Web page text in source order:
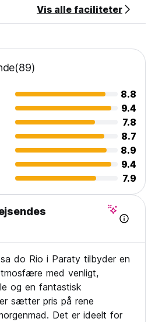
Vis alle faciliteter
(89)
8.8
9.4
7.8
8.7
8.9
9.4
7.9
do Rio i Paraty tilbyder en
med venligt,
og en fantastisk
sætter pris på rene
Det er ideelt for